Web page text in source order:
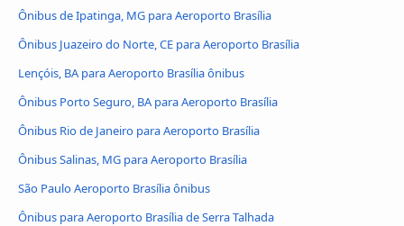
Ônibus de Ipatinga, MG para Aeroporto Brasília
Ônibus Juazeiro do Norte, CE para Aeroporto Brasília
Lençóis, BA para Aeroporto Brasília ônibus
Ônibus Porto Seguro, BA para Aeroporto Brasília
Ônibus Rio de Janeiro para Aeroporto Brasília
Ônibus Salinas, MG para Aeroporto Brasília
São Paulo Aeroporto Brasília ônibus
Ônibus para Aeroporto Brasília de Serra Talhada